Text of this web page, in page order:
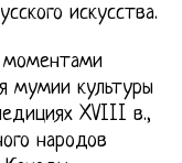
искусства.
моментами
мумии культуры
XVIII в.,
народов